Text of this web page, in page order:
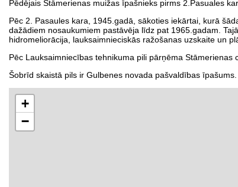
Pēdējais Stāmerienas muižas īpašnieks pirms 2.Pasuales
Pēc 2. Pasaules kara, 1945.gadā, sākoties iekārtai, kurā
dažādiem nosaukumiem pastāvēja līdz pat 1965.gadam.
hidromeliorācija, lauksaimnieciskās ražošanas uzskaite un
Pēc Lauksaimniecības tehnikuma pili pārņēma Stāmerienas
Šobrīd skaistā pils ir Gulbenes novada pašvaldības īpašums.
+
−